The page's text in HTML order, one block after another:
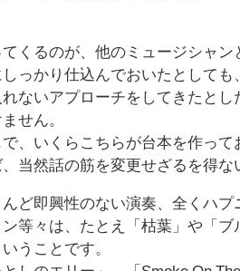
くるのが、他のミュージシャン
っかり仕込んでおいたとしても
ないアプローチをしてきたと
せん。
、いくらこちらが台本を作っ
当然話の筋を変更せざるを得な
ど即興性のない演奏、全くハ
等々は、たとえ「枯葉」や「
うことです。